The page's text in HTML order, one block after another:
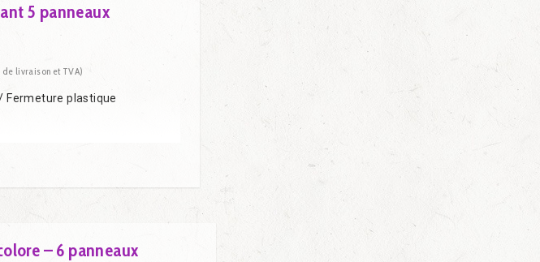
5 panneaux
livraison et TVA)
Fermeture plastique
– 6 panneaux